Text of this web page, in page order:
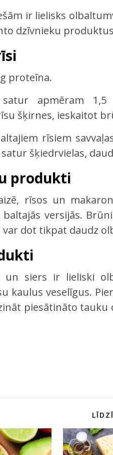
ir lielisks
dzīvnieku
proteīna.
satur apmēram
šķirnes, ieskaitot
rīsiem
satur šķiedrvielas,
produkti
rīsos un
baltajās versijās.
dot tikpat daudz
un siers ir lieliski
kaulus veselīgus.
piesātināto